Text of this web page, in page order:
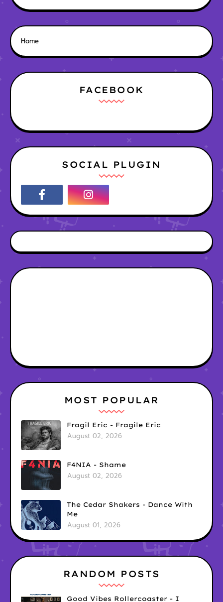
Home
FACEBOOK
SOCIAL PLUGIN
MOST POPULAR
Fragil Eric - Fragile Eric
August 02, 2026
F4NIA - Shame
August 02, 2026
The Cedar Shakers - Dance With
Me
August 01, 2026
RANDOM POSTS
Good Vibes Rollercoaster - I